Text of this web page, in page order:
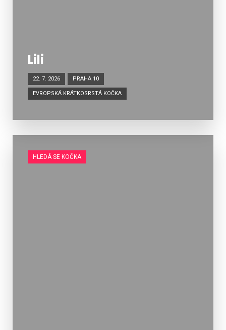
Lili
22. 7. 2026 PRAHA 10
EVROPSKÁ KRÁTKOSRSTÁ KOČKA
HLEDÁ SE KOČKA